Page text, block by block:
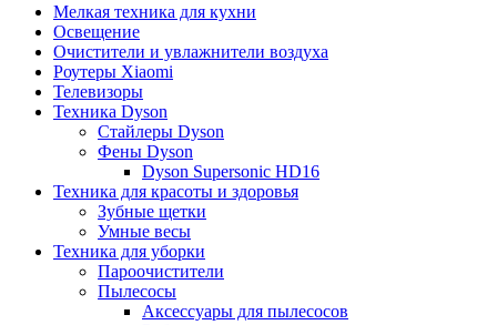
Мелкая техника для кухни
Освещение
Очистители и увлажнители воздуха
Роутеры Xiaomi
Телевизоры
Техника Dyson
Стайлеры Dyson
Фены Dyson
Dyson Supersonic HD16
Техника для красоты и здоровья
Зубные щетки
Умные весы
Техника для уборки
Пароочистители
Пылесосы
Аксессуары для пылесосов